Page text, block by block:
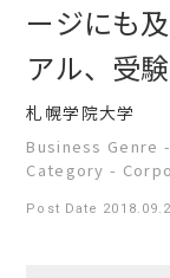
ージにも
アル、受
札幌学院大学
Business Genre
Category -
Post Date